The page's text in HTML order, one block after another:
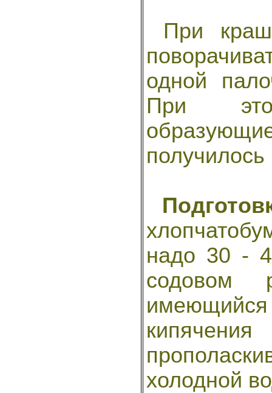
При
одной
При
получилось
надо 30 -
содовом
имеющийся
холодной